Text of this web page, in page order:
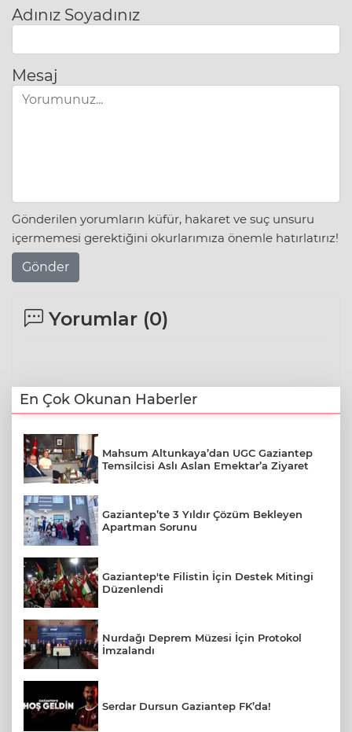
Adınız Soyadınız
Mesaj
Gönderilen yorumların küfür, hakaret ve suç unsuru
içermemesi gerektiğini okurlarımıza önemle hatırlatırız!
Gönder
Yorumlar (0)
En Çok Okunan Haberler
Mahsum Altunkaya’dan UGC Gaziantep
Temsilcisi Aslı Aslan Emektar’a Ziyaret
Gaziantep’te 3 Yıldır Çözüm Bekleyen
Apartman Sorunu
Gaziantep'te Filistin İçin Destek Mitingi
Düzenlendi
Nurdağı Deprem Müzesi İçin Protokol
İmzalandı
Serdar Dursun Gaziantep FK’da!